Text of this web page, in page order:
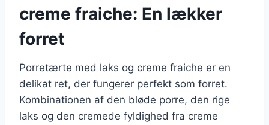
creme fraiche: En lækker
forret
Porretærte med laks og creme fraiche er en
delikat ret, der fungerer perfekt som forret.
Kombinationen af den bløde porre, den rige
laks og den cremede fyldighed fra creme